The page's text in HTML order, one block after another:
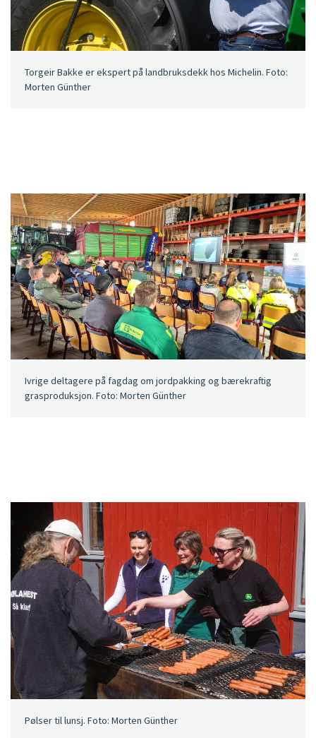
Torgeir Bakke er ekspert på landbruksdekk hos Michelin. Foto:
Morten Günther
Ivrige deltagere på fagdag om jordpakking og bærekraftig
grasproduksjon. Foto: Morten Günther
Pølser til lunsj. Foto: Morten Günther